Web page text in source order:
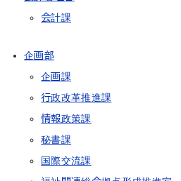
会計課
企画部
企画課
行政改革推進課
情報政策課
秘書課
国際交流課